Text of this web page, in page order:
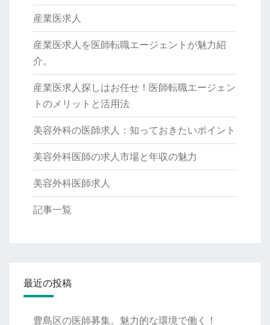
産業医求人
産業医求人を医師転職エージェントが魅力紹
介。
産業医求人探しはお任せ！医師転職エージェン
トのメリットと活用法
美容外科の医師求人：知っておきたいポイント
美容外科医師の求人市場と年収の魅力
美容外科医師求人
記事一覧
最近の投稿
豊島区の医師募集。魅力的な環境で働く！